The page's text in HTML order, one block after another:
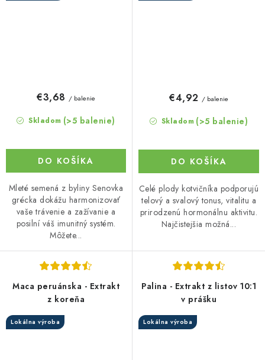
Skladom (>5 balenie)
€3,68 / balenie
DO KOŠÍKA
Mleté semená z byliny Senovka
grécka dokážu harmonizovať
vaše trávenie a zažívanie a
posilní váš imunitný systém.
Môžete...
Skladom (>5 balenie)
€4,92 / balenie
DO KOŠÍKA
Celé plody kotvičníka podporujú
telový a svalový tonus, vitalitu a
prirodzenú hormonálnu aktivitu.
Najčistejšia možná...
Maca peruánska - Extrakt
z koreňa
Lokálna výroba
Palina - Extrakt z listov 10:1
v prášku
Lokálna výroba